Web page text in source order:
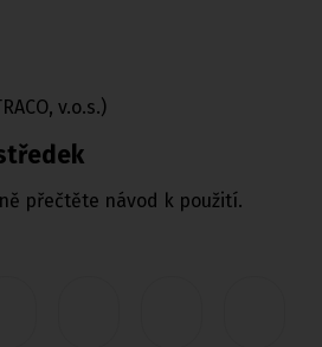
v.o.s.)
přečtěte návod k použití.